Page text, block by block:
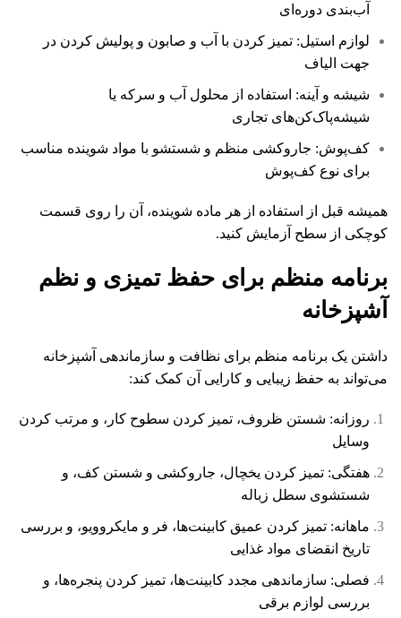
آب‌بندی دوره‌ای
لوازم استیل: تمیز کردن با آب و صابون و پولیش کردن در
جهت الیاف
شیشه و آینه: استفاده از محلول آب و سرکه یا
شیشه‌پاک‌کن‌های تجاری
کف‌پوش: جاروکشی منظم و شستشو با مواد شوینده مناسب
برای نوع کف‌پوش
همیشه قبل از استفاده از هر ماده شوینده، آن را روی قسمت
کوچکی از سطح آزمایش کنید.
برنامه منظم برای حفظ تمیزی و نظم
آشپزخانه
داشتن یک برنامه منظم برای نظافت و سازماندهی آشپزخانه
می‌تواند به حفظ زیبایی و کارایی آن کمک کند:
روزانه: شستن ظروف، تمیز کردن سطوح کار، و مرتب کردن
وسایل
هفتگی: تمیز کردن یخچال، جاروکشی و شستن کف، و
شستشوی سطل زباله
ماهانه: تمیز کردن عمیق کابینت‌ها، فر و مایکروویو، و بررسی
تاریخ انقضای مواد غذایی
فصلی: سازماندهی مجدد کابینت‌ها، تمیز کردن پنجره‌ها، و
بررسی لوازم برقی